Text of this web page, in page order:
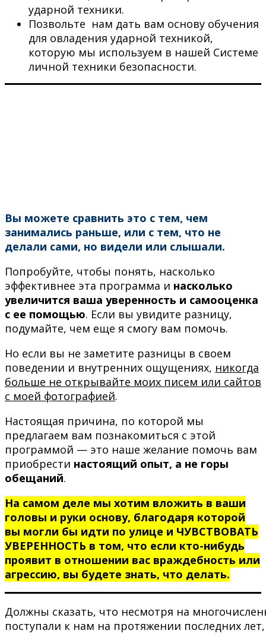
ударной техники.
Позвольте нам дать вам основу обучения
для овладения ударной техникой,
которую мы используем в нашей Системе
личной техники безопасности.
Вы можете сравнить это с тем, чем
занимались раньше, или с тем, что не
делали сами, но видели или слышали.
Попробуйте, чтобы понять, насколько
эффективнее эта программа и насколько
увеличится ваша уверенность и самооценка
с ее помощью. Если вы увидите разницу,
подумайте, чем еще я смогу вам помочь.
Но если вы не заметите разницы в своем
поведении и внутренних ощущениях, никогда
больше не открывайте моих писем или сайтов
с моей фотографией.
Настоящая причина, по которой мы
предлагаем вам познакомиться с этой
программой — это наше желание помочь вам
приобрести настоящий опыт, а не горы
обещаний.
На самом деле мы хотим вложить в ваши
головы и руки основу, благодаря которой
вы могли бы идти по улице и ЧУВСТВОВАТЬ
УВЕРЕННОСТЬ в том, что если кто-нибудь
проявит в отношении вас враждебность или
агрессию, вы будете знать, что делать.
Должны сказать, что несмотря на
поступали к нам на протяжении последних